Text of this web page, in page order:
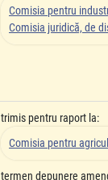
Comisia pentru
Comisia juridică, de
trimis pentru raport la:
Comisia pentru
termen depunere